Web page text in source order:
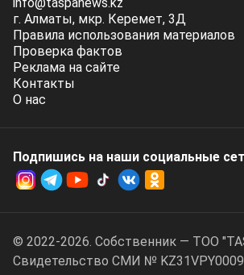
info@taspanews.kz
г. Алматы, мкр. Керемет, 3Д
Правила использования материалов
Проверка фактов
Реклама на сайте
Контакты
О нас
Подпишись на наши социальные
© 2022-2026. Собственник — ТОО
Cвидетельство СМИ №